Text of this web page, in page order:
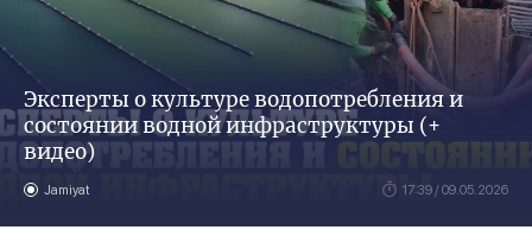
Эксперты о культуре водопотребления и
состоянии водной инфраструктуры (+
видео)
Jamiyat 17:39 / 09.05.2026